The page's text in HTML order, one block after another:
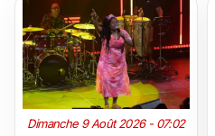
Dimanche 9 Août 2026 - 07:02